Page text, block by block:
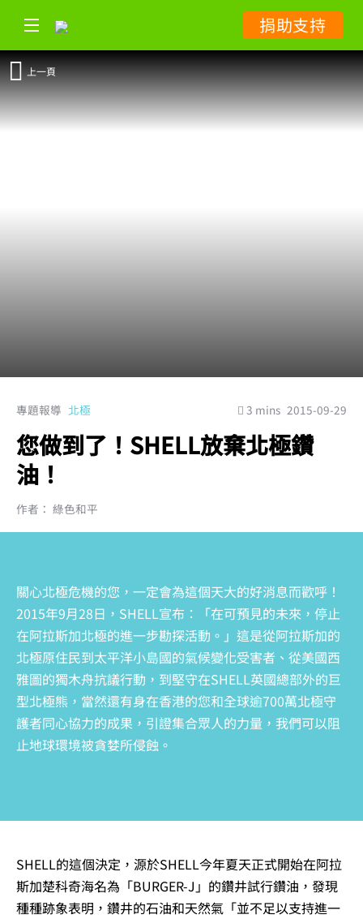
捐助支持
上一頁
專題報導 北極 3 mins 2015-09-29
您做到了！SHELL放棄北極鑽
油！
作者： 綠色和平
關心北極危機的您，一定會為這個天大的好消息而歡呼！
2015年9月28日，SHELL宣布：「在可預見的未來，停止
在阿拉斯加北極的進一步勘探活動。」這是從阿拉斯加的
北極原住民到太平洋小島國的氣候變化受害者、從美國西
雅圖的獨木舟抗議行動，到堅守在SHELL英國總部外的巨
型北極熊，當然還有身在香港的您和全球逾700萬北極守
護者同心協力的成果，引證集合眾人的力量，我們可以阻
止地球環境被貪婪所侵蝕。
SHELL的這個決定，源於SHELL今年夏天正式開始在阿拉
斯加楚科奇海名為「BURGER-J」的鑽井試行鑽油，發現
種種跡象表明，鑽井的石油和天然氣「並不足以支持進一